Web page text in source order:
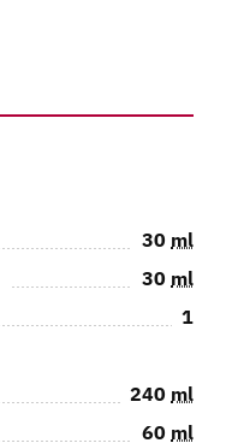
30 ml
30 ml
1
240 ml
60 ml